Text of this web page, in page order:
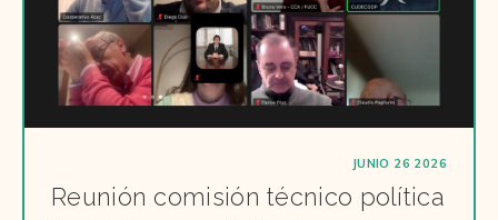
JUNIO 26 2026
Reunión comisión técnico política